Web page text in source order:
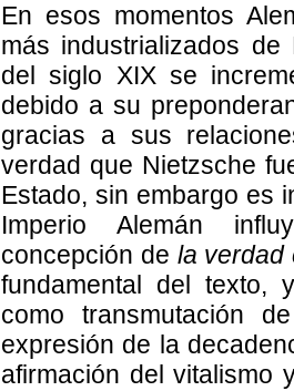
En esos momentos
más industrializados
del siglo XIX se
debido a su
gracias a sus
verdad que Nietzsche
Estado, sin embargo es
Imperio Alemán
concepción de la verdad
fundamental del texto,
como transmutación
expresión de la
afirmación del vitalismo